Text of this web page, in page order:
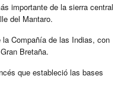
importante de la sierra central
del Mantaro.
Compañía de las Indias, con
Bretaña.
que estableció las bases